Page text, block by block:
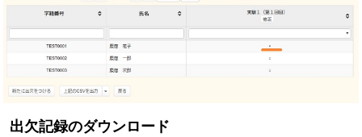
出欠記録のダウンロード